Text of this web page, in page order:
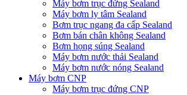
Máy bơm trục đứng Sealand
Máy bơm ly tâm Sealand
Bơm trục ngang đa cấp Sealand
Bơm bán chân không Sealand
Bơm họng súng Sealand
Máy bơm nước thải Sealand
Máy bơm nước nóng Sealand
Máy bơm CNP
Máy bơm trục đứng CNP